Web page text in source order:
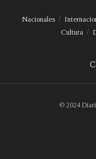
Nacionales
Cultura
© 2024